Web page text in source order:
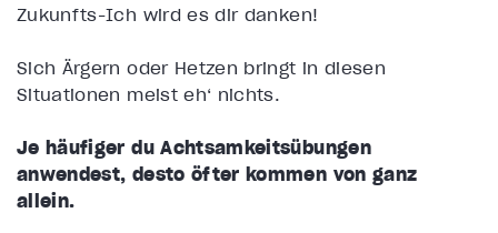
Zukunfts-Ich wird es dir danken!
Sich Ärgern oder Hetzen bringt in diesen
Situationen meist eh‘ nichts.
Je häufiger du Achtsamkeitsübungen
anwendest, desto öfter kommen von ganz
allein.